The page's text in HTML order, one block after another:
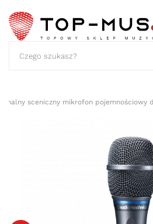
sceniczny mikrofon pojemnościowy